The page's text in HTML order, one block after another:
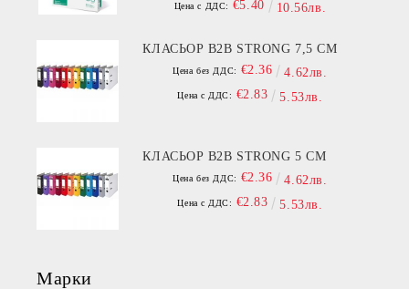
Цена с ДДС: €5.40 10.56лв.
КЛАСЬОР B2B STRONG 7,5 СМ
Цена без ДДС: €2.36 4.62лв.
Цена с ДДС: €2.83 5.53лв.
КЛАСЬОР B2B STRONG 5 СМ
Цена без ДДС: €2.36 4.62лв.
Цена с ДДС: €2.83 5.53лв.
Марки